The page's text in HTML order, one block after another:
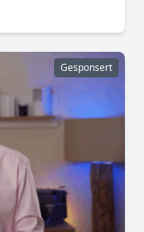
Gesponsert